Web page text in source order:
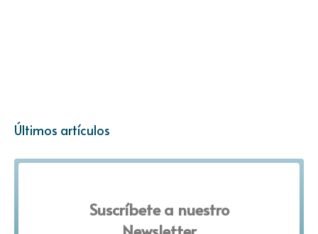
Últimos artículos
Suscríbete a nuestro